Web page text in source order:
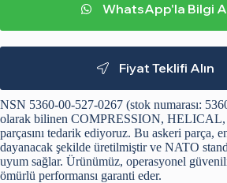
WhatsApp'la Bilgi
Fiyat Teklifi Alın
NSN 5360-00-527-0267 (stok numarası:
olarak bilinen COMPRESSION,
parçasını tedarik ediyoruz. Bu askeri parça,
dayanacak şekilde üretilmiştir ve NATO
uyum sağlar. Ürünümüz, operasyonel
ömürlü performansı garanti eder.